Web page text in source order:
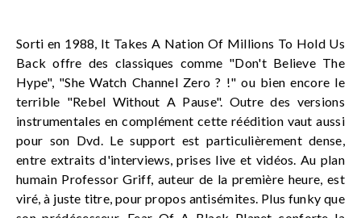
Sorti en 1988, It Takes A Nation Of Millions To Hold Us
Back offre des classiques comme "Don't Believe The
Hype", "She Watch Channel Zero ? !" ou bien encore le
terrible "Rebel Without A Pause". Outre des versions
instrumentales en complément cette réédition vaut aussi
pour son Dvd. Le support est particulièrement dense,
entre extraits d'interviews, prises live et vidéos. Au plan
humain Professor Griff, auteur de la première heure, est
viré, à juste titre, pour propos antisémites. Plus funky que